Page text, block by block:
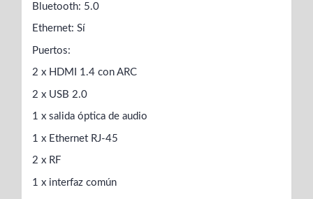
Bluetooth: 5.0
Ethernet: Sí
Puertos:
2 x HDMI 1.4 con ARC
2 x USB 2.0
1 x salida óptica de audio
1 x Ethernet RJ-45
2 x RF
1 x interfaz común